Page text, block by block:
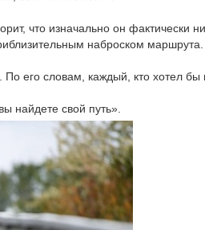
что изначально он фактически
наброском маршрута.
его словам, каждый, кто хотел
найдете свой путь».